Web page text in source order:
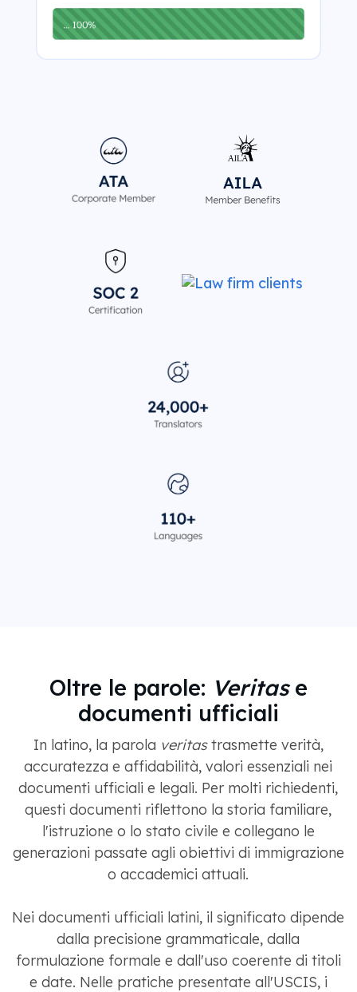
Oltre le parole: Veritase
documenti ufficiali
In latino, la parola veritastrasmette verità,
accuratezza e affidabilità, valori essenziali nei
documenti ufficiali e legali. Per molti richiedenti,
questi documenti riflettono la storia familiare,
l'istruzione o lo stato civile e collegano le
generazioni passate agli obiettivi di immigrazione
o accademici attuali.
Nei documenti ufficiali latini, il significato dipende
dalla precisione grammaticale, dalla
formulazione formale e dall'uso coerente di titoli
e date. Nelle pratiche presentate all'USCIS, i